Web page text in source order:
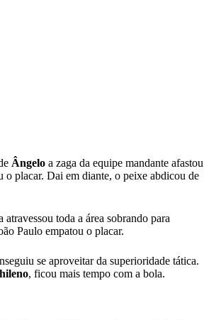
Ângelo a zaga da equipe mandante afastou
o placar. Dai em diante, o peixe abdicou de
toda a área sobrando para
Paulo empatou o placar.
se aproveitar da superioridade tática.
, ficou mais tempo com a bola.